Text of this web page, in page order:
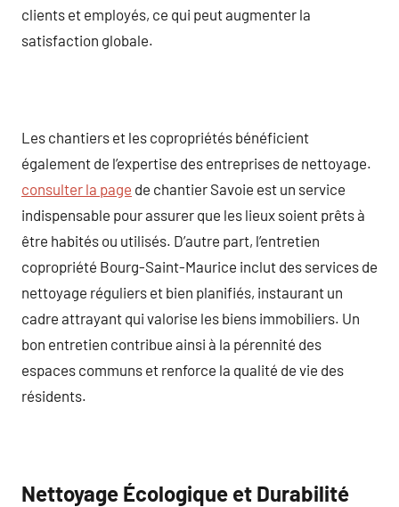
clients et employés, ce qui peut augmenter la
satisfaction globale.
Les chantiers et les copropriétés bénéficient
également de l’expertise des entreprises de nettoyage.
consulter la page de chantier Savoie est un service
indispensable pour assurer que les lieux soient prêts à
être habités ou utilisés. D’autre part, l’entretien
copropriété Bourg-Saint-Maurice inclut des services de
nettoyage réguliers et bien planifiés, instaurant un
cadre attrayant qui valorise les biens immobiliers. Un
bon entretien contribue ainsi à la pérennité des
espaces communs et renforce la qualité de vie des
résidents.
Nettoyage Écologique et Durabilité